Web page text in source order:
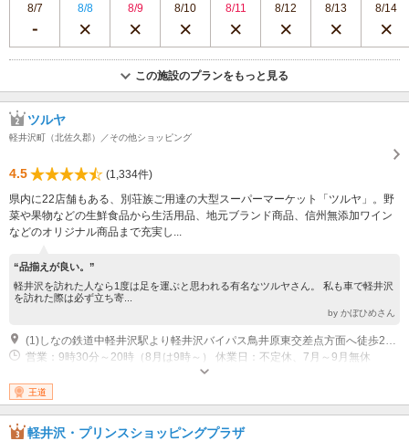
8/7
8/8 8/9 8/10 8/11 8/12 8/13 8/14
この施設のプランをもっと見る
ツルヤ
軽井沢町（北佐久郡）／その他ショッピング
4.5
(1,334件)
県内に22店舗もある、別荘族ご用達の大型スーパーマーケット「ツルヤ」。野
菜や果物などの生鮮食品から生活用品、地元ブランド商品、信州無添加ワイン
などのオリジナル商品まで充実し...
“品揃えが良い。”
軽井沢を訪れた人なら1度は足を運ぶと思われる有名なツルヤさん。 私も車で軽井沢
を訪れた際は必ず立ち寄...
by かぼひめさん
営業：9時30分～20時（8月は9時～） 休業日：不定休、7月～9月無休
王道
軽井沢・プリンスショッピングプラザ